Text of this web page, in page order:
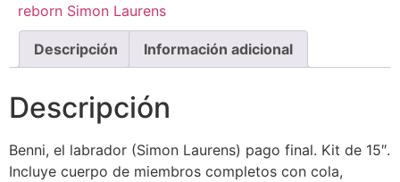
reborn Simon Laurens
Descripción Información adicional
Descripción
Benni, el labrador (Simon Laurens) pago final. Kit de 15″.
Incluye cuerpo de miembros completos con cola,